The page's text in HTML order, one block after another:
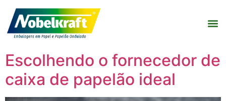
Escolhendo o fornecedor de
caixa de papelão ideal